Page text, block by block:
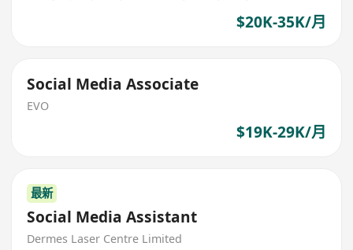
$20K-35K/月
Social Media Associate
EVO
$19K-29K/月
最新
Social Media Assistant
Dermes Laser Centre Limited